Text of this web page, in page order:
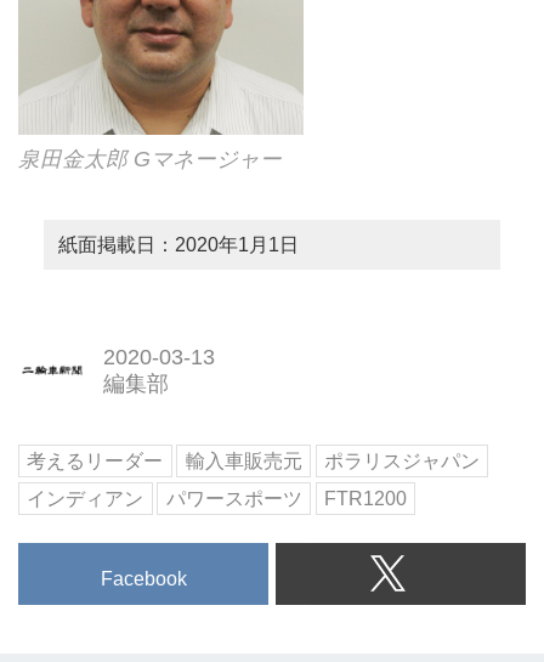
泉田金太郎 Gマネージャー
紙面掲載日：2020年1月1日
2020-03-13
編集部
考えるリーダー 輸入車販売元
ポラリスジャパン
インディアン
パワースポーツ FTR1200
Facebook